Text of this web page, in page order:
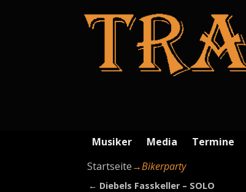
Musiker Media Termine
Startseite→Bikerparty
← Diebels Fasskeller – SOLO